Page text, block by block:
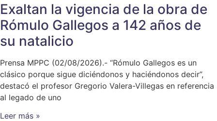
Exaltan la vigencia de la obra de
Rómulo Gallegos a 142 años de
su natalicio
Prensa MPPC (02/08/2026).- “Rómulo Gallegos es un
clásico porque sigue diciéndonos y haciéndonos decir”,
destacó el profesor Gregorio Valera-Villegas en referencia
al legado de uno
Leer más »